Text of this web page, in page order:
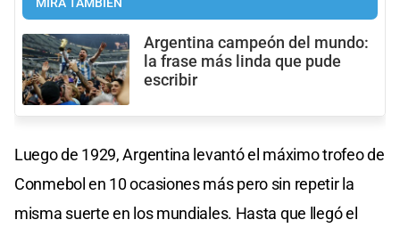
Argentina campeón del mundo:
la frase más linda que pude
escribir
Luego de 1929, Argentina levantó el máximo trofeo de
Conmebol en 10 ocasiones más pero sin repetir la
misma suerte en los mundiales. Hasta que llegó el